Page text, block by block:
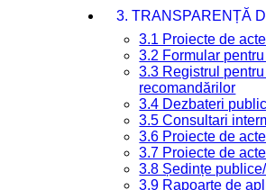
3. TRANSPARENȚĂ
3.1 Proiecte de
3.2 Formular
3.3 Registrul
recomandărilor
3.4 Dezbateri
3.5 Consultari
3.6 Proiecte de
3.7 Proiecte de
3.8 Ședințe
3.9 Rapoarte de